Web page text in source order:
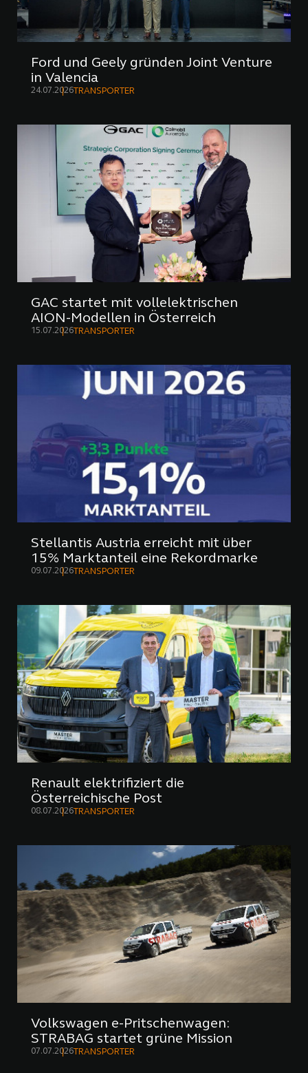
Ford und Geely gründen Joint Venture
in Valencia
24.07.2026TRANSPORTER
GAC startet mit vollelektrischen
AION-Modellen in Österreich
15.07.2026TRANSPORTER
Stellantis Austria erreicht mit über
15% Marktanteil eine Rekordmarke
09.07.2026TRANSPORTER
Renault elektrifiziert die
Österreichische Post
08.07.2026TRANSPORTER
Volkswagen e-Pritschenwagen:
STRABAG startet grüne Mission
07.07.2026TRANSPORTER